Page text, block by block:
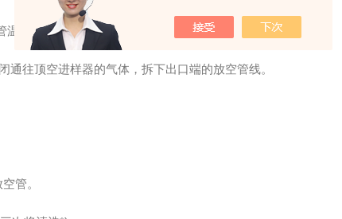
度为Off。
往顶空进样器的气体，拆下出口端的放空管线。
管。